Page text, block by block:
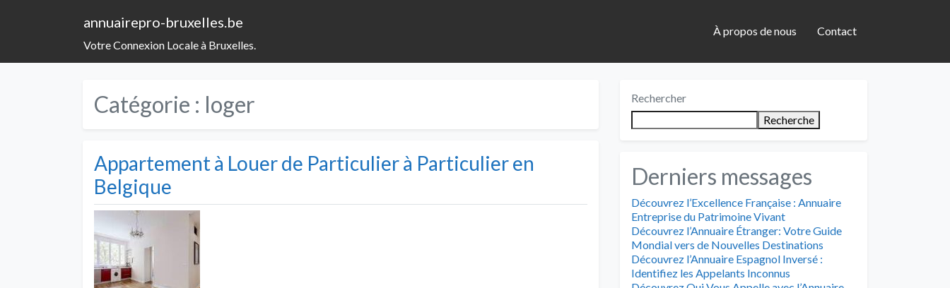
annuairepro-bruxelles.be
Votre Connexion Locale à Bruxelles.
À propos de nous Contact
Catégorie : loger
Appartement à Louer de Particulier à Particulier en
Belgique
Rechercher
Recherche
Derniers messages
Découvrez l’Excellence Française : Annuaire
Entreprise du Patrimoine Vivant
Découvrez l’Annuaire Étranger: Votre Guide
Mondial vers de Nouvelles Destinations
Découvrez l’Annuaire Espagnol Inversé :
Identifiez les Appelants Inconnus